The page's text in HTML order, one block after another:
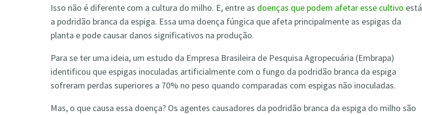
Isso não é diferente com a cultura do milho. E, entre as doenças que podem afetar esse cultivo está
a podridão branca da espiga. Essa uma doença fúngica que afeta principalmente as espigas da
planta e pode causar danos significativos na produção.
Para se ter uma ideia, um estudo da Empresa Brasileira de Pesquisa Agropecuária (Embrapa)
identificou que espigas inoculadas artificialmente com o fungo da podridão branca da espiga
sofreram perdas superiores a 70% no peso quando comparadas com espigas não inoculadas.
Mas, o que causa essa doença? Os agentes causadores da podridão branca da espiga do milho são